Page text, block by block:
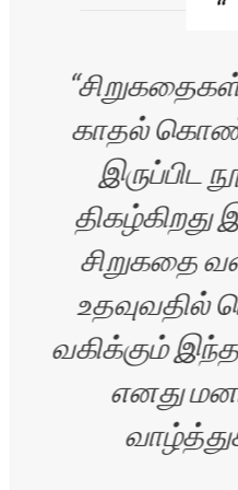
காதல்
இருப்பிட
சிறுகதை
உதவுவதில்
வகிக்கும்
எனது